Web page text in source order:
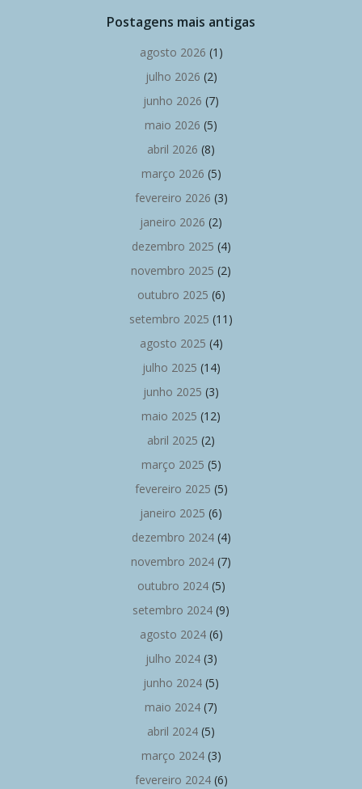
Postagens mais antigas
agosto 2026 (1)
julho 2026 (2)
junho 2026 (7)
maio 2026 (5)
abril 2026 (8)
março 2026 (5)
fevereiro 2026 (3)
janeiro 2026 (2)
dezembro 2025 (4)
novembro 2025 (2)
outubro 2025 (6)
setembro 2025 (11)
agosto 2025 (4)
julho 2025 (14)
junho 2025 (3)
maio 2025 (12)
abril 2025 (2)
março 2025 (5)
fevereiro 2025 (5)
janeiro 2025 (6)
dezembro 2024(4)
novembro 2024 (7)
outubro 2024(5)
setembro 2024 (9)
agosto 2024(6)
julho 2024(3)
junho 2024 (5)
maio 2024 (7)
abril 2024 (5)
março 2024(3)
fevereiro 2024(6)